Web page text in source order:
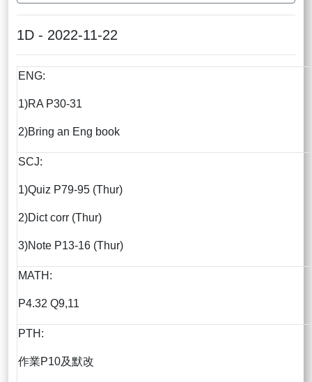
1D - 2022-11-22
ENG:
1)RA P30-31
2)Bring an Eng book
SCJ:
1)Quiz P79-95 (Thur)
2)Dict corr (Thur)
3)Note P13-16 (Thur)
MATH:
P4.32 Q9,11
PTH:
作業P10及默改